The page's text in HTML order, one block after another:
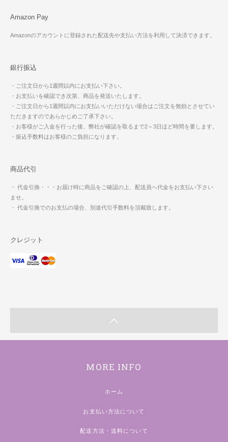
Amazon Pay
Amazonのアカウントに登録された配送先や支払い方法を利用して決済できます。
銀行振込
・ご注文日から1週間以内にお支払い下さい。
・お支払いを確認でき次第、商品を発送いたします。
・ご注文日から1週間以内にお支払いいただけない場合はご注文を無効とさせてい
ただきますのであらかじめご了承下さい。
・お客様がご入金を行った後、弊社が確認を取るまで2～3日ほど時間を要します。
・振込手数料はお客様のご負担になります。
商品代引
・ 代金引換・・・お届け時に商品をご確認の上、配送員へ代金をお支払い下さい
ませ。
・ 代金引換でのお支払の場合、別途代引手数料を頂戴致します。
クレジット
MORE INFO
ホーム
お支払い方法について
配送方法・送料について